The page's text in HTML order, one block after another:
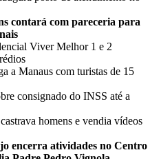
contará com pareceria para
Viver Melhor 1 e 2
a Manaus com turistas de 15
consignado do INSS até a
homens e vendia vídeos
encerra atividades no Centro